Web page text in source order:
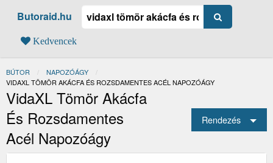
Butoraid.hu
Kedvencek
BÚTOR
NAPOZÓÁGY
JELENLEGI:
VIDAXL TÖMÖR AKÁCFA ÉS ROZSDAMENTES ACÉL NAPOZÓÁGY
VidaXL Tömör Akácfa
És Rozsdamentes
Acél Napozóágy
Rendezés